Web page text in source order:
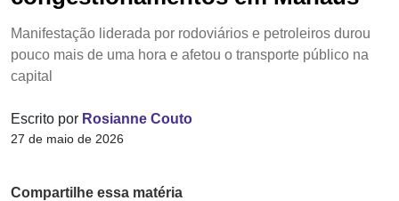
Manifestação liderada por rodoviários e petroleiros durou
pouco mais de uma hora e afetou o transporte público na
capital
Escrito por Rosianne Couto
27 de maio de 2026
Compartilhe essa matéria